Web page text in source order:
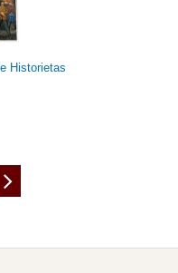
Historietas